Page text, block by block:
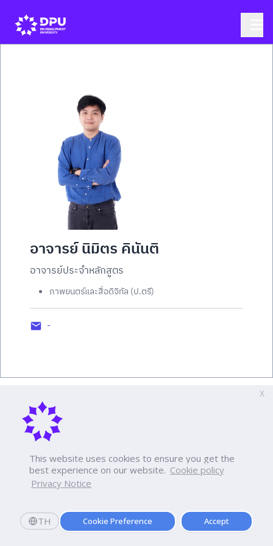
This website uses cookies to ensure you get the
best experience on our website. Cookie policy
Privacy Notice
TH Cookie Preference Accept
X
อาจารย์ นิมิตร คินันติ
อาจารย์ประจำหลักสูตร
ภาพยนตร์และสื่อดิจิทัล (ป.ตรี)
-